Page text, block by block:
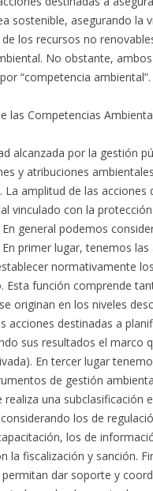
sostenible, asegurando la
los recursos no
No obstante,
“competencia ambiental”.
las Competencias
alcanzada por la gestión
y atribuciones
La amplitud de las
vinculado con la
general podemos
primer lugar, tenemos
normativamente
Esta función comprende
originan en los niveles
acciones destinadas a
sus resultados el marco
En tercer lugar
de gestión
realiza una subclasificación
los de
los de
la fiscalización y sanción.
dar soporte y